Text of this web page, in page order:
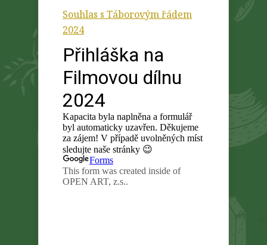
Souhlas s Táborovým řádem
2024